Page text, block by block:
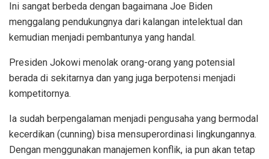
Ini sangat berbeda dengan bagaimana Joe Biden
menggalang pendukungnya dari kalangan intelektual dan
kemudian menjadi pembantunya yang handal.
Presiden Jokowi menolak orang-orang yang potensial
berada di sekitarnya dan yang juga berpotensi menjadi
kompetitornya.
Ia sudah berpengalaman menjadi pengusaha yang bermodal
kecerdikan (cunning) bisa mensuperordinasi lingkungannya.
Dengan menggunakan manajemen konflik, ia pun akan tetap